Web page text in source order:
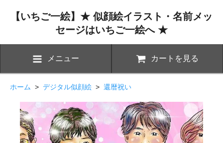
【いちご一絵】★ 似顔絵イラスト・名前メッ
セージはいちご一絵へ ★
メニュー カートを見る
ホーム > デジタル似顔絵 > 還暦祝い